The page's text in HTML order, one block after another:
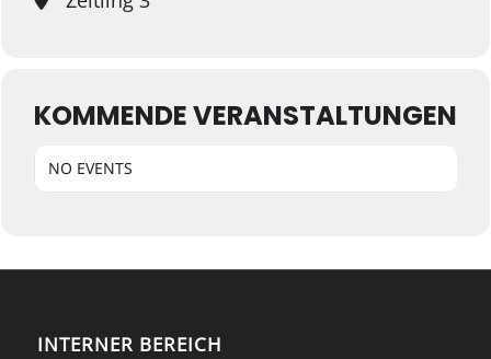
KOMMENDE VERANSTALTUNGEN
NO EVENTS
INTERNER BEREICH